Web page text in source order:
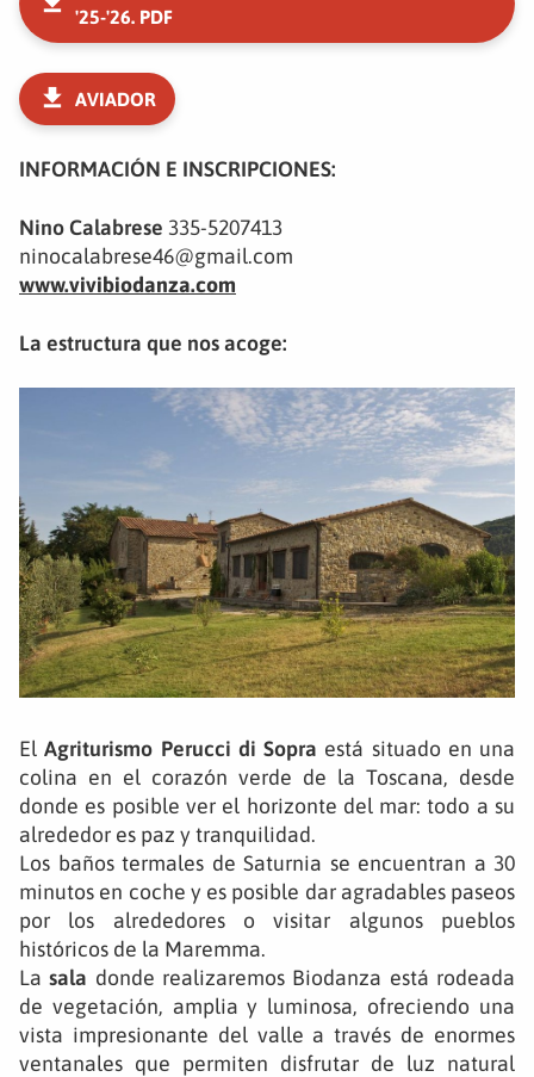
'25-'26. PDF
AVIADOR
INFORMACIÓN E INSCRIPCIONES:
Nino Calabrese 335-5207413
ninocalabrese46@gmail.com
www.vivibiodanza.com
La estructura que nos acoge:
ElAgriturismo Perucci di Sopra está situado en una
colina en el corazón verde de la Toscana, desde
donde es posible ver el horizonte del mar: todo a su
alrededor es paz y tranquilidad.
Los baños termales de Saturnia se encuentran a 30
minutos en coche y es posible dar agradables paseos
por los alrededores o visitar algunos pueblos
históricos de la Maremma.
Lasala donde realizaremos Biodanza está rodeada
de vegetación, amplia y luminosa, ofreciendo una
vista impresionante del valle a través de enormes
ventanales que permiten disfrutar de luz natural